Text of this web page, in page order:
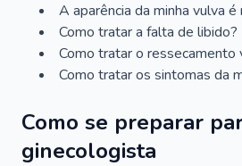
A aparência da minha vulva é
Como tratar a falta de libido?
Como tratar o ressecamento
Como tratar os sintomas da
Como se preparar
ginecologista